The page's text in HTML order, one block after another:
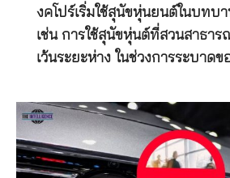
งคโปร์เริ่มใช้สุนัขหุ่นยนต์ในบทบ
เช่น การใช้สุนัขหุ่นต์ที่สวนสาธา
เว้นระยะห่าง ในช่วงการระบาดข